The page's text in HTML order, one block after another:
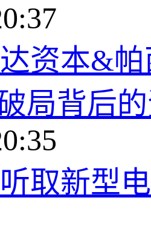
资本&
局背后
取新型